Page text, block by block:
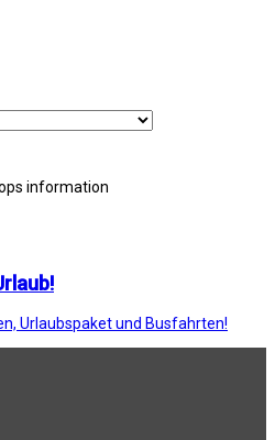
information
Urlaubspaket und Busfahrten!